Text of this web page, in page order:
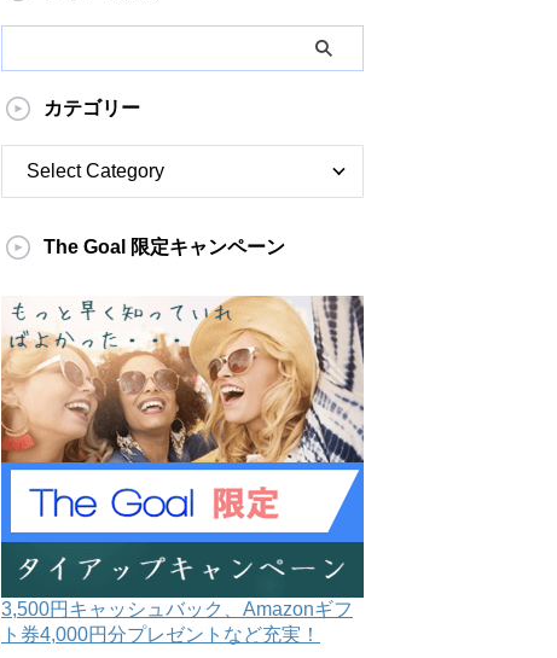
カテゴリー
The Goal 限定キャンペーン
3,500円キャッシュバック、Amazonギフ
ト券4,000円分プレゼントなど充実！